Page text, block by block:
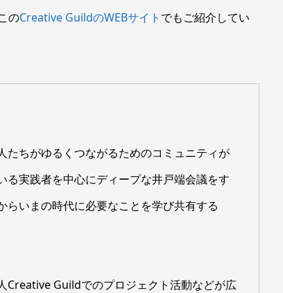
のCreative GuildのWEBサイト でもご紹介してい
ちがゆるくつながるためのコミュニティが
る実践者を中心にディープな井戸端会議をす
らいまの時代に必要なことを学び共有する
Creative Guildでのプロジェクト活動などが広